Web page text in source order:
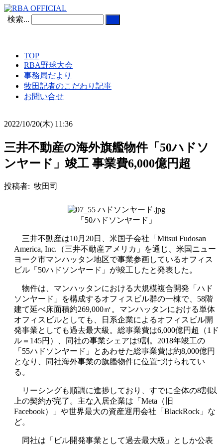
検索...
TOP
RBA野球大会
事務局だより
牧田記者のこだわり記事
お問い合せ
2022/10/20(木) 11:36
三井不動産の海外旗艦物件「50ハドソ
ンヤード」竣工 事業費6,000億円超
投稿者: 牧田司
「50ハドソンヤード」
三井不動産は10月20日、米国子会社「Mitsui Fudosan
America, Inc.（三井不動産アメリカ」を通じ、米国ニュー
ヨーク市マンハッタン地区で事業参画しているオフィス
ビル「50ハドソンヤード」が竣工したと発表した。
物件は、マンハッタンにおける大規模複合開発「ハド
ソンヤード」を構成するオフィスビル群の一棟で、58階
建て延べ床面積約269,000㎡。マンハッタンにおける単体
オフィスビルとしても、日系企業によるオフィスビル開
発事業としても過去最大級。総事業費は6,000億円超（1ド
ル＝145円）、同社の事業シェアは9割。2018年竣工の
「55ハドソンヤード」とあわせた総事業費は約8,000億円
となり、同社海外事業の旗艦物件に位置づけられてい
る。
リーシングも順調に進捗しており、すでに全体の8割以
上の契約が完了。主な入居企業は「Meta（旧
Facebook）」や世界最大の資産運用会社「BlackRock」な
ど。
同社は「ビル開発事業として過去最大級」としか公表